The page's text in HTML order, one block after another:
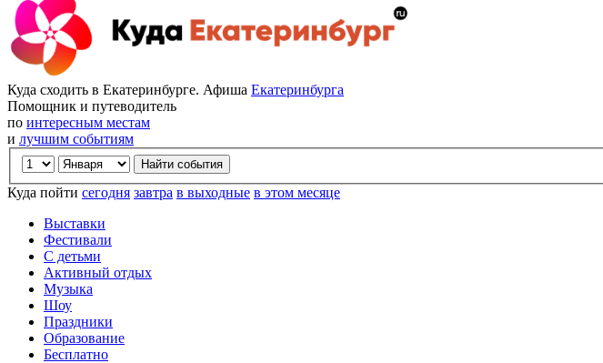
Куда сходить в Екатеринбурге. Афиша Екатеринбурга
Помощник и путеводитель
по интересным местам
и лучшим событиям
Куда пойти сегодня завтра в выходные в этом месяце
Выставки
Фестивали
С детьми
Активный отдых
Музыка
Шоу
Праздники
Образование
Бесплатно